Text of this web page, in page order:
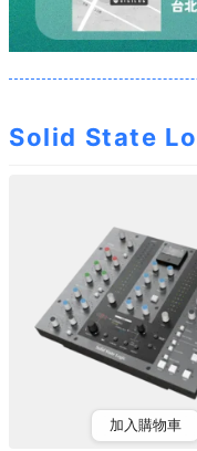
Solid State
加入購物車